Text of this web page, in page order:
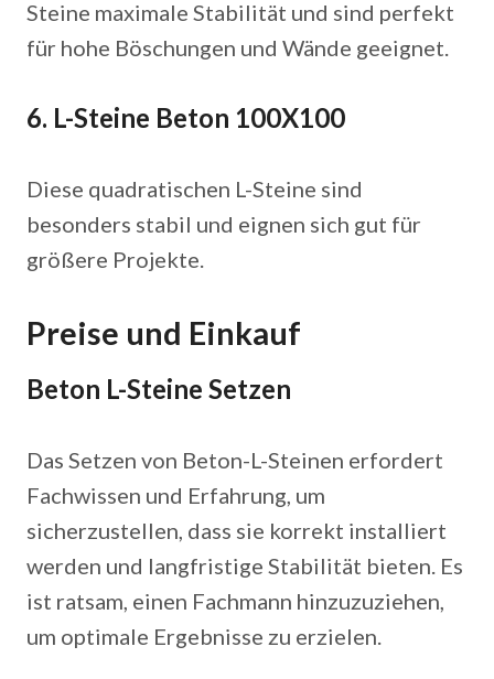
Steine maximale Stabilität und sind perfekt
für hohe Böschungen und Wände geeignet.
6. L-Steine Beton 100X100
Diese quadratischen L-Steine sind
besonders stabil und eignen sich gut für
größere Projekte.
Preise und Einkauf
Beton L-Steine Setzen
Das Setzen von Beton-L-Steinen erfordert
Fachwissen und Erfahrung, um
sicherzustellen, dass sie korrekt installiert
werden und langfristige Stabilität bieten. Es
ist ratsam, einen Fachmann hinzuzuziehen,
um optimale Ergebnisse zu erzielen.